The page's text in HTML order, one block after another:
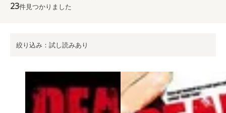
23件見つかりました
絞り込み：試し読みあり